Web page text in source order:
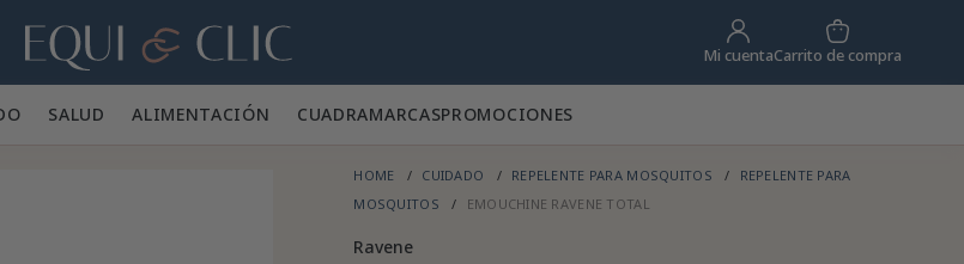
Hogar Mi cuentaCarrito de compra
🪮 SALUD ✨ALIMENTACIÓN 🥕 CUADRAMARCASPROMOCIONES
HOME CUIDADO REPELENTE PARA MOSQUITOS
REPELENTE PARA
MOSQUITOS
EMOUCHINE RAVENE TOTAL
Ravene